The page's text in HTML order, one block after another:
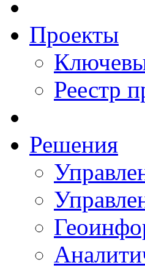
Проекты
Реестр
Решения